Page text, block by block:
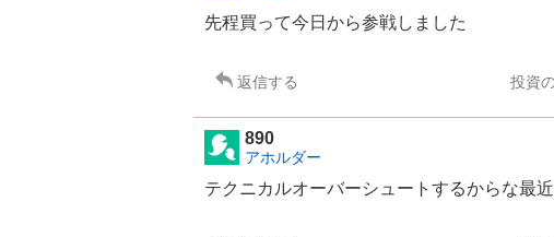
先程買って今日から参戦しました
返信する 投資
890
アホルダー
テクニカルオーバーシュートするからな最